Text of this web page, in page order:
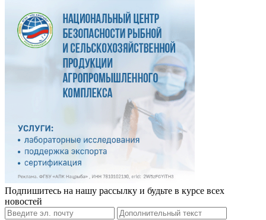
Подпишитесь на нашу рассылку и будьте в курсе всех
новостей